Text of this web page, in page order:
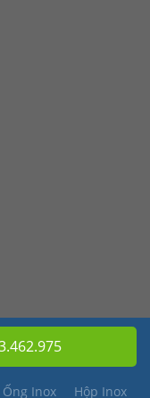
Ống Inox Hộp Inox